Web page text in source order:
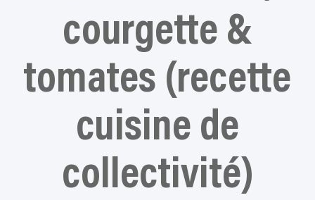
courgette &
tomates (recette
cuisine de
collectivité)